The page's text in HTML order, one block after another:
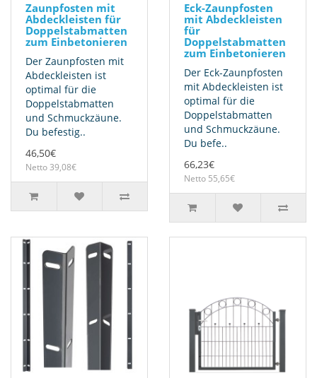
Zaunpfosten mit
Abdeckleisten für
Doppelstabmatten
zum Einbetonieren
Der Zaunpfosten mit
Abdeckleisten ist
optimal für die
Doppelstabmatten
und Schmuckzäune.
Du befestig..
46,50€
Netto 39,08€
Eck-Zaunpfosten
mit Abdeckleisten
für
Doppelstabmatten
zum Einbetonieren
Der Eck-Zaunpfosten
mit Abdeckleisten ist
optimal für die
Doppelstabmatten
und Schmuckzäune.
Du befe..
66,23€
Netto 55,65€